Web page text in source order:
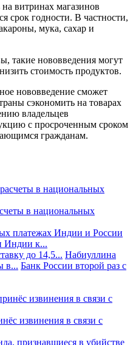
витринах магазинов
срок годности. В частности,
мука, сахар и
такие нововведения могут
стоимость продуктов.
нововведение сможет
сэкономить на товарах
владельцев
с просроченным сроком
гражданам.
в национальных
платежах Индии и России
Индии к...
до 14,5... Набиуллина
в... Банк России второй раз с
извинения в связи с
признавшиеся в убийстве